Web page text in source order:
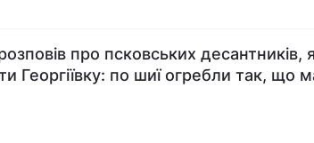
про псковських десантників,
Георгіївку: по шиї огребли так, що